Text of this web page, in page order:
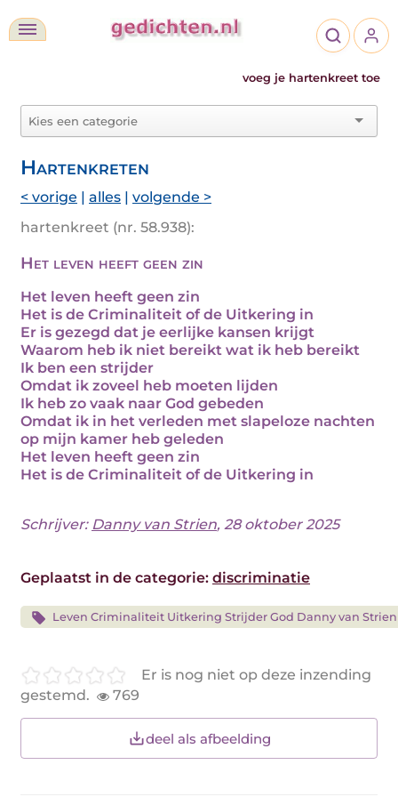
voeg je hartenkreet toe
Hartenkreten
< vorige | alles | volgende >
hartenkreet (nr. 58.938):
Het leven heeft geen zin
Het leven heeft geen zin
Het is de Criminaliteit of de Uitkering in
Er is gezegd dat je eerlijke kansen krijgt
Waarom heb ik niet bereikt wat ik heb bereikt
Ik ben een strijder
Omdat ik zoveel heb moeten lijden
Ik heb zo vaak naar God gebeden
Omdat ik in het verleden met slapeloze nachten
op mijn kamer heb geleden
Het leven heeft geen zin
Het is de Criminaliteit of de Uitkering in
Schrijver: Danny van Strien, 28 oktober 2025
Geplaatst in de categorie: discriminatie
Leven Criminaliteit Uitkering Strijder God Danny van Strien
Er is nog niet op deze inzending
gestemd.
769
deel als afbeelding